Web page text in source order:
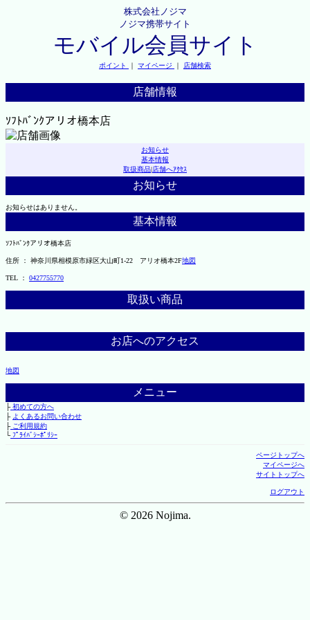
株式会社ノジマ
ノジマ携帯サイト
モバイル会員サイト
ポイント ｜ マイページ ｜ 店舗検索
店舗情報
ｿﾌﾄﾊﾞﾝｸアリオ橋本店
お知らせ
基本情報
取扱商品|店舗へｱｸｾｽ
お知らせ
お知らせはありません。
基本情報
ｿﾌﾄﾊﾞﾝｸアリオ橋本店
住所 ： 神奈川県相模原市緑区大山町1-22 アリオ橋本2F地図
TEL ： 0427755770
取扱い商品
お店へのアクセス
地図
メニュー
├初めての方へ
├ よくあるお問い合わせ
├ご利用規約
└ﾌﾟﾗｲﾊﾞｼｰﾎﾟﾘｼｰ
ページトップへ
マイページへ
サイトトップへ
ログアウト
© 2026 Nojima.